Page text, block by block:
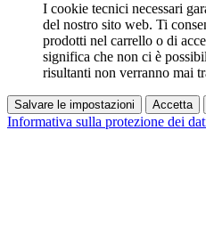
I cookie tecnici necessari
del nostro sito web. Ti
prodotti nel carrello o di
significa che non ci è
risultanti non verranno mai
Salvare le impostazioni Accetta
Informativa sulla protezione dei